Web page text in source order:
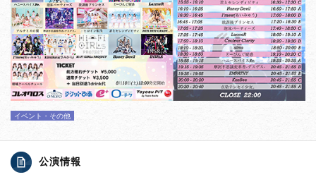
イベント・その他
公演情報